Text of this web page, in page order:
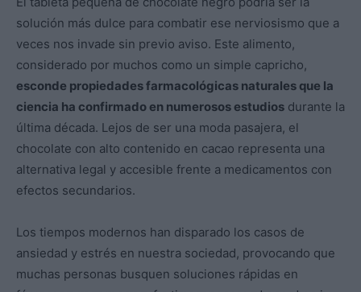
solución más dulce para combatir ese nerviosismo que a
veces nos invade sin previo aviso. Este alimento,
considerado por muchos como un simple capricho,
esconde propiedades farmacológicas naturales que la
ciencia ha confirmado en numerosos estudios durante la
última década. Lejos de ser una moda pasajera, el
chocolate con alto contenido en cacao representa una
alternativa legal y accesible frente a medicamentos con
efectos secundarios.
Los tiempos modernos han disparado los casos de
ansiedad y estrés en nuestra sociedad, provocando que
muchas personas busquen soluciones rápidas en